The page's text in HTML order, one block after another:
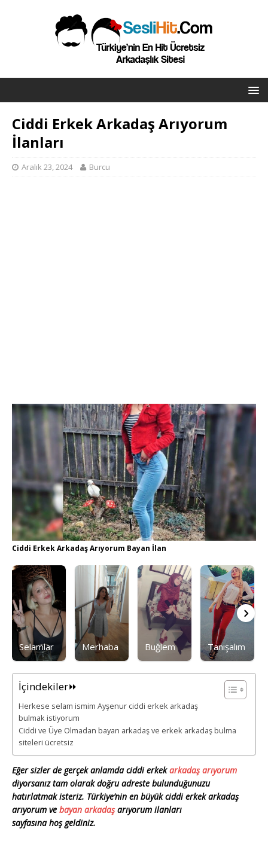
Ciddi Erkek Arkadaş Arıyorum
İlanları
Aralık 23, 2024 Burcu
Ciddi Erkek Arkadaş Arıyorum Bayan İlan
Selamlar Merhaba Buğlem Tanışalım
İçindekiler⏩
Herkese selam ismim Ayşenur ciddi erkek arkadaş
bulmak istiyorum
Ciddi ve Üye Olmadan bayan arkadaş ve erkek arkadaş bulma
siteleri ücretsiz
Eğer sizler de gerçek anlamda ciddi erkekarkadaş arıyorum
diyorsanız tam olarak doğru adreste bulunduğunuzu
hatırlatmak isteriz. Türkiye’nin en büyük ciddi erkek arkadaş
arıyorum ve bayan arkadaşarıyorum ilanları
sayfasına hoş geldiniz.